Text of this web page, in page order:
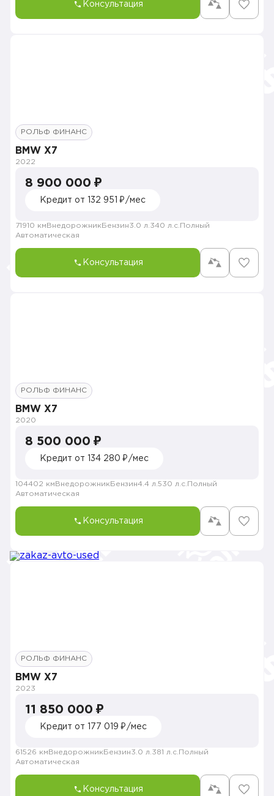
Консультация
РОЛЬФ ФИНАНС
BMW X7
2022
8 900 000 ₽
Кредит от 132 951 ₽/мес
71910 км Внедорожник Бензин3.0 л. 340 л.с. Полный
Автоматическая
Консультация
РОЛЬФ ФИНАНС
BMW X7
2020
8 500 000 ₽
Кредит от 134 280 ₽/мес
104402 км Внедорожник Бензин4.4 л. 530 л.с. Полный
Автоматическая
Консультация
РОЛЬФ ФИНАНС
BMW X7
2023
11 850 000 ₽
Кредит от 177 019 ₽/мес
61526 км Внедорожник Бензин3.0 л. 381 л.с. Полный
Автоматическая
Консультация